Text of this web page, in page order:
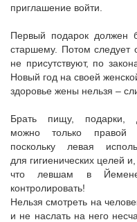
приглашение войти.
Первый подарок должен
старшему. Потом
не присутствуют, по
Новый год на своей
здоровье жены нельзя –
Брать пищу, подарки,
можно только правой
поскольку левая
для гигиенических целей
что левшам в Йемене
контролировать!
Нельзя смотреть на
и не наслать на него